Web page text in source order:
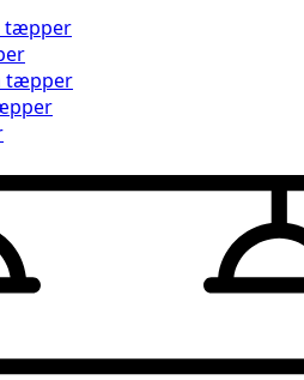
tæpper
tæpper